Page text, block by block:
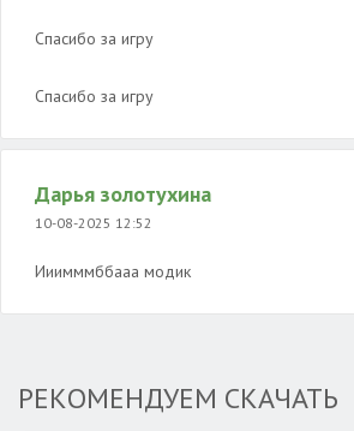
Спасибо за игру
Спасибо за игру
Дарья золотухина
10-08-2025 12:52
Ииимммббааа модик
РЕКОМЕНДУЕМ СКАЧАТЬ